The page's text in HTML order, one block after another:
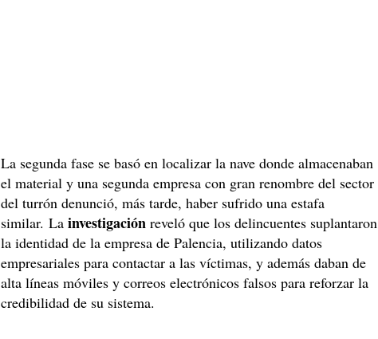
La segunda fase se basó en localizar la nave donde almacenaban
el material y una segunda empresa con gran renombre del sector
del turrón denunció, más tarde, haber sufrido una estafa
similar. Lainvestigaciónreveló que los delincuentes suplantaron
la identidad de la empresa de Palencia, utilizando datos
empresariales para contactar a las víctimas, y además daban de
alta líneas móviles y correos electrónicos falsos para reforzar la
credibilidad de su sistema.